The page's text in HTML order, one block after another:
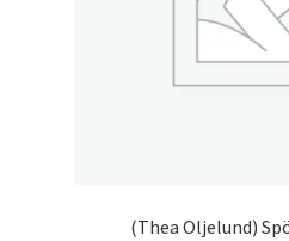
(Thea Oljelund)